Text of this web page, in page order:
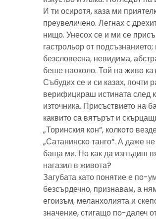
И ти осиротя, каза ми
преувеличено. Легнах с
нищо. Унесох се и ми се
гастрольор от
безсловесна, невидима,
беше наоколо. Той на живо
Събудих се и си казах, почти
верифицираш истината след
източника. Присъствието на
каквито са вятърът и
„Торинския кон“, колкото
„Сатанинско танго“. А даже
баща ми. Но как да изпъдиш
нагазил в живота?
Загубата като понятие е по-
безсърдечно, признавам, а
егоизъм, меланхолията и
значение, стигащо по-далеч